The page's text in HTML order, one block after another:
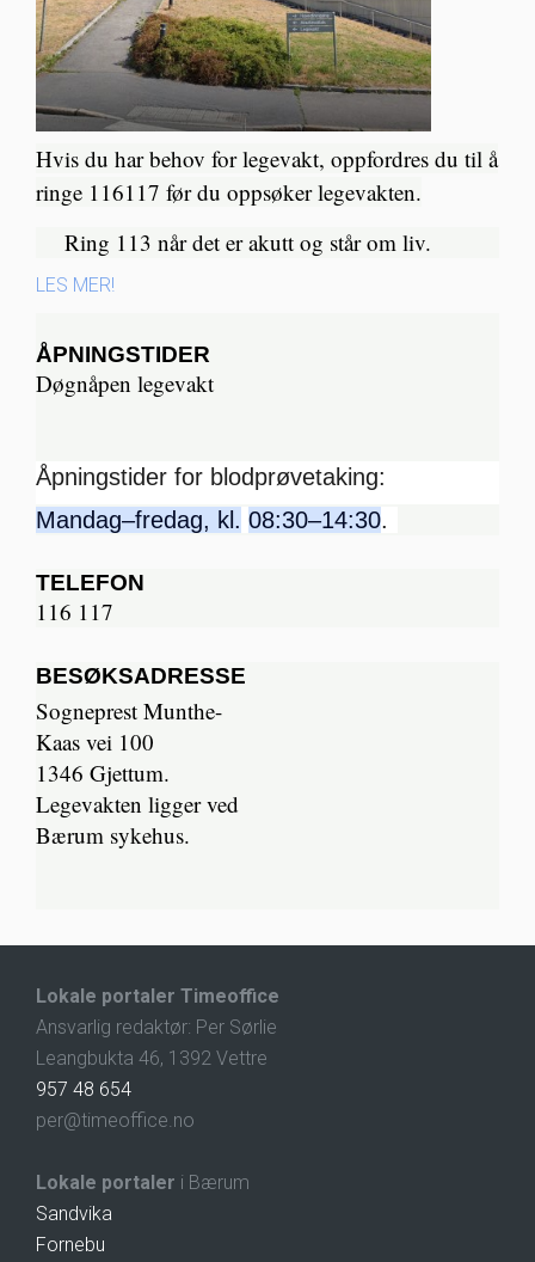
Hvis du har behov for legevakt, oppfordres du til å
ringe 116117 før du oppsøker legevakten.
Ring 113 når det er akutt og står om liv.​
LES MER!
ÅPNINGSTIDER
Døgnåpen legevakt
Åpningstider for blodprøvetaking:
Mandag–fredag, kl. 08:30–14:30.
TELEFON
116 117
BESØKSADRESSE
Sogneprest Munthe-
Kaas vei 100
1346 Gjettum.
Legevakten ligger ved
Bærum sykehus.
Lokale portaler Timeoffice
Ansvarlig redaktør: Per Sørlie
Leangbukta 46, 1392 Vettre
957 48 654
per@timeoffice.no
Lokale portaler i Bærum
Sandvika
Fornebu